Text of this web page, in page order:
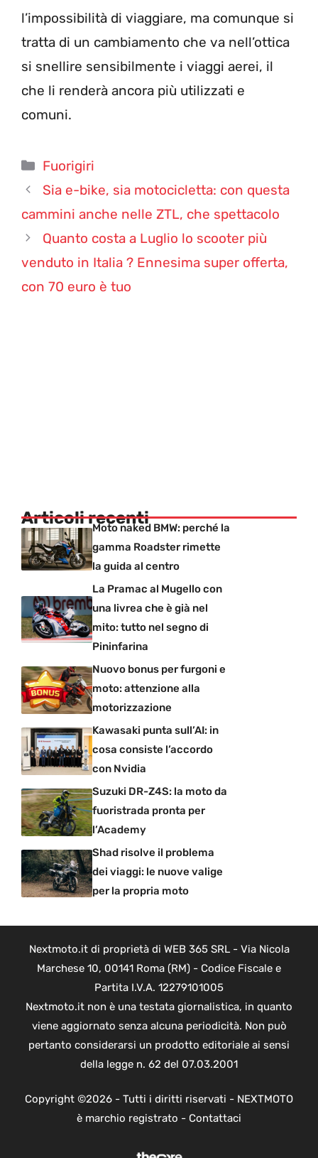
l’impossibilità di viaggiare, ma comunque si
tratta di un cambiamento che va nell’ottica
si snellire sensibilmente i viaggi aerei, il
che li renderà ancora più utilizzati e
comuni.
Categorie
Fuorigiri
Sia e-bike, sia motocicletta: con questa
cammini anche nelle ZTL, che spettacolo
Quanto costa a Luglio lo scooter più
venduto in Italia ? Ennesima super offerta,
con 70 euro è tuo
Articoli recentiMoto naked BMW: perché la
gamma Roadster rimette
la guida al centro
La Pramac al Mugello con
una livrea che è già nel
mito: tutto nel segno di
Pininfarina
Nuovo bonus per furgoni e
moto: attenzione alla
motorizzazione
Kawasaki punta sull’AI: in
cosa consiste l’accordo
con Nvidia
Suzuki DR-Z4S: la moto da
fuoristrada pronta per
l’Academy
Shad risolve il problema
dei viaggi: le nuove valige
per la propria moto
Nextmoto.it di proprietà di WEB 365 SRL - Via Nicola
Marchese 10, 00141 Roma (RM) - Codice Fiscale e
Partita I.V.A. 12279101005
Nextmoto.it non è una testata giornalistica, in quanto
viene aggiornato senza alcuna periodicità. Non può
pertanto considerarsi un prodotto editoriale ai sensi
della legge n. 62 del 07.03.2001
Copyright ©2026 - Tutti i diritti riservati - NEXTMOTO
è marchio registrato - Contattaci